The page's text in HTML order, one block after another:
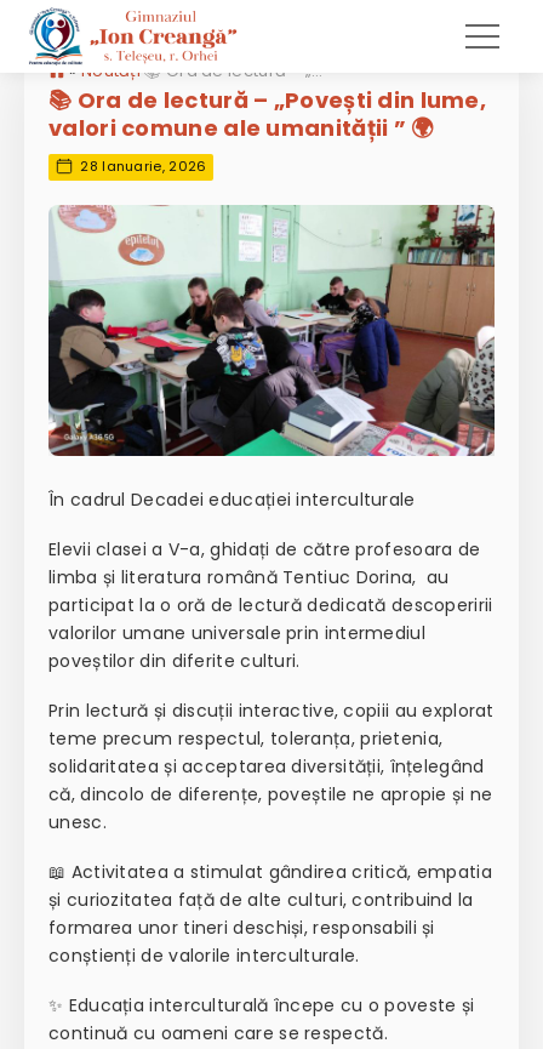
»Noutăți 📚 Ora de lectură – „Povești din lume, valori comune ale umanității ” 🌍
📚 Ora de lectură – „Povești din lume,
valori comune ale umanității ” 🌍
28 Ianuarie, 2026
În cadrul Decadei educației interculturale
Elevii clasei a V-a, ghidați de către profesoara de
limba și literatura română Tentiuc Dorina, au
participat la o oră de lectură dedicată descoperirii
valorilor umane universale prin intermediul
poveștilor din diferite culturi.
Prin lectură și discuții interactive, copiii au explorat
teme precum respectul, toleranța, prietenia,
solidaritatea și acceptarea diversității, înțelegând
că, dincolo de diferențe, poveștile ne apropie și ne
unesc.
📖 Activitatea a stimulat gândirea critică, empatia
și curiozitatea față de alte culturi, contribuind la
formarea unor tineri deschiși, responsabili și
conștienți de valorile interculturale.
✨ Educația interculturală începe cu o poveste și
continuă cu oameni care se respectă.